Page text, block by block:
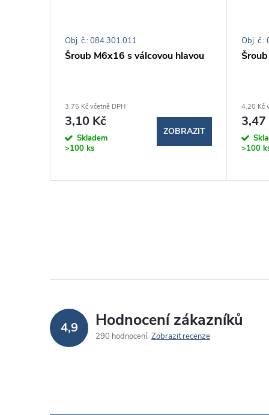
Šroub M6x16 s válcovou hlavou
3,75 Kč včetně DPH
3,10 Kč
Skladem
>100 ks
ZOBRAZIT
Obj. č.: 084.301.011
4,20 Kč
3,47
>100
Obj. č.:
4,9 Hodnocení zákazníků
290 hodnocení Zobrazit recenze